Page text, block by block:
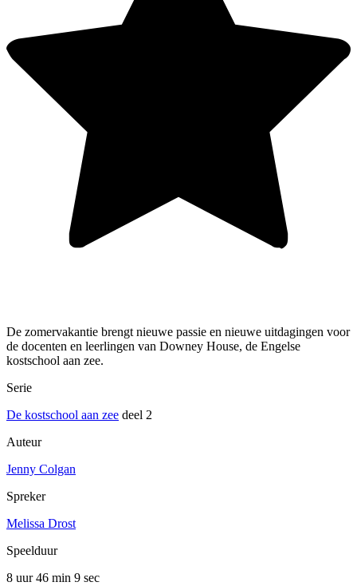
De zomervakantie brengt nieuwe passie en nieuwe uitdagingen voor
de docenten en leerlingen van Downey House, de Engelse
kostschool aan zee.
Serie
De kostschool aan zee deel 2
Auteur
Jenny Colgan
Spreker
Melissa Drost
Speelduur
8 uur 46 min 9 sec